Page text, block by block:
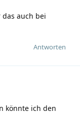
auch bei
Antworten
könnte ich den